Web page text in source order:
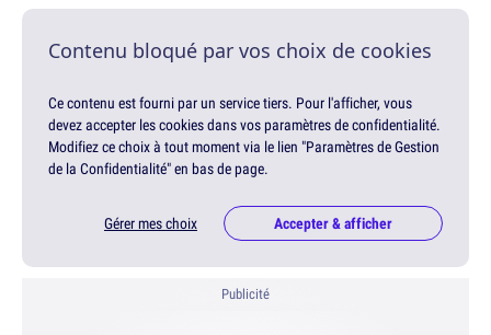
Contenu bloqué par vos choix de cookies
Ce contenu est fourni par un service tiers. Pour l'afficher, vous
devez accepter les cookies dans vos paramètres de confidentialité.
Modifiez ce choix à tout moment via le lien "Paramètres de Gestion
de la Confidentialité" en bas de page.
Gérer mes choix Accepter & afficher
Publicité